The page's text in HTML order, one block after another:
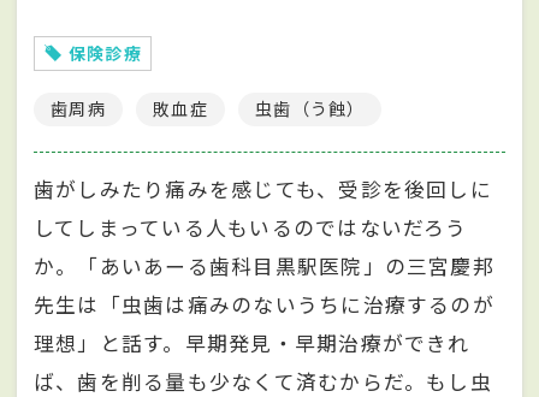
保険診療
歯周病 敗血症 虫歯（う蝕）
歯がしみたり痛みを感じても、受診を後回しに
してしまっている人もいるのではないだろう
か。「あいあーる歯科目黒駅医院」の三宮慶邦
先生は「虫歯は痛みのないうちに治療するのが
理想」と話す。早期発見・早期治療ができれ
ば、歯を削る量も少なくて済むからだ。もし虫